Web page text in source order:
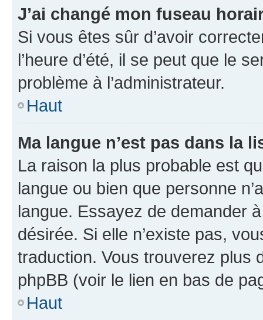
J’ai changé mon fuseau
Si vous êtes sûr d’avoir
l’heure d’été, il se peut que le
problème à l’administrateur.
Haut
Ma langue n’est pas dans la
La raison la plus probable est
langue ou bien que personne
langue. Essayez de demander
désirée. Si elle n’existe pas,
traduction. Vous trouverez plus
phpBB (voir le lien en bas de
Haut